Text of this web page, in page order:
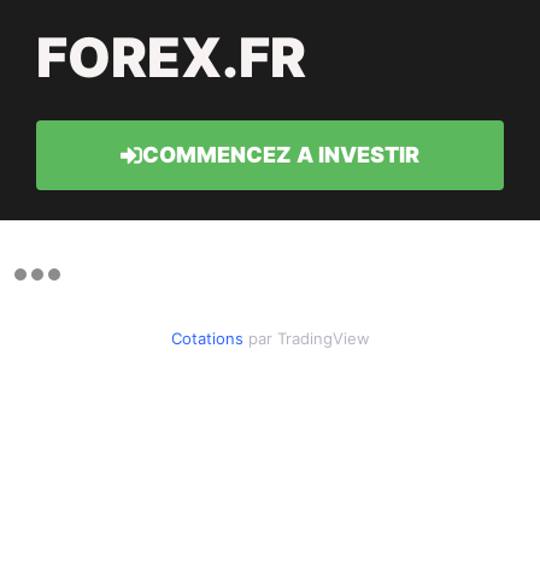
FOREX.FR
COMMENCEZ A INVESTIR
Cotations par TradingView